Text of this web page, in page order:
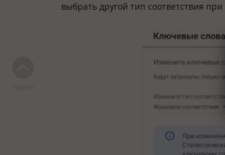
выбрать другой тип соответствия